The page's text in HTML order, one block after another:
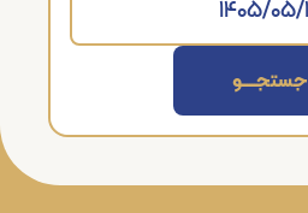
جستجــــــو